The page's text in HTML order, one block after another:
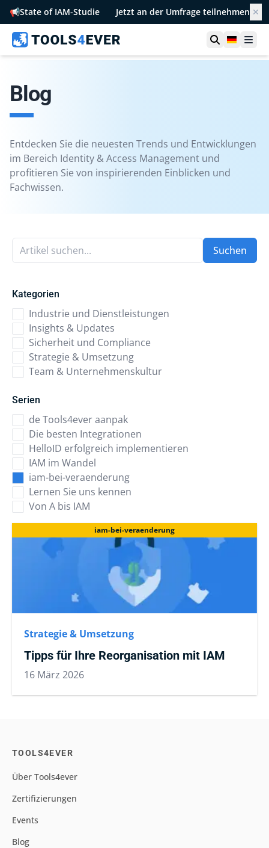
📢State of IAM-Studie Jetzt an der Umfrage teilnehmen ✕
Suche
Blog
Entdecken Sie die neuesten Trends und Entwicklungen
im Bereich Identity & Access Management und
profitieren Sie von inspirierenden Einblicken und
Fachwissen.
Artikel suchen... Suchen
Kategorien
Industrie und Dienstleistungen
Insights & Updates
Sicherheit und Compliance
Strategie & Umsetzung
Team & Unternehmenskultur
Serien
de Tools4ever aanpak
Die besten Integrationen
HelloID erfolgreich implementieren
IAM im Wandel
iam-bei-veraenderung
Lernen Sie uns kennen
Von A bis IAM
iam-bei-veraenderung
Strategie & Umsetzung
Tipps für Ihre Reorganisation mit IAM
16 März 2026
TOOLS4EVER
Über Tools4ever
Zertifizierungen
Events
Blog